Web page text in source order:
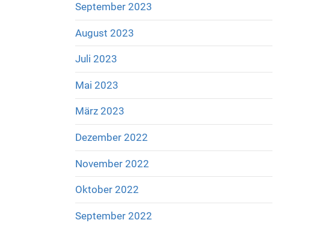
September 2023
August 2023
Juli 2023
Mai 2023
März 2023
Dezember 2022
November 2022
Oktober 2022
September 2022